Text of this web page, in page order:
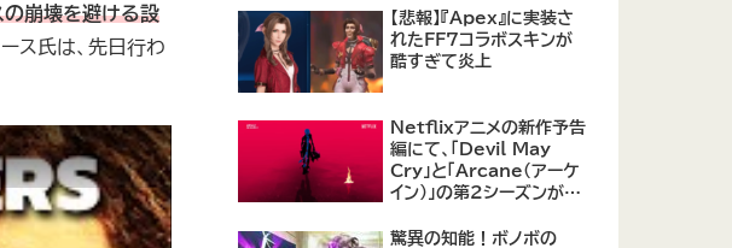
の崩壊を避ける設
ス氏は、先日行わ
【悲報】『Apex』に実装さ
れたFF7コラボスキンが
酷すぎて炎上
Netflixアニメの新作予告
編にて、「Devil May
Cry」と「Arcane（アーケ
イン）」の第2シーズンが紹
驚異の知能！ボノボの